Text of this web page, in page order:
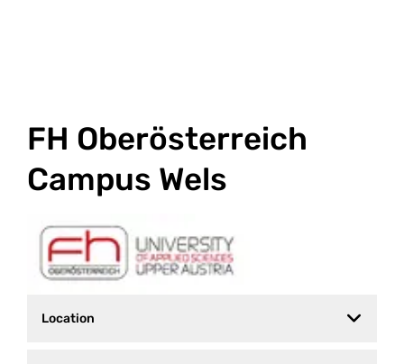
FH Oberösterreich
Campus Wels
Location